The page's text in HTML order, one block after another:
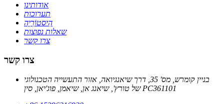
אודותינו
תערוכות
הִיסטוֹרִיָה
שאלות נפוצות
צרו קשר
צרו קשר
בניין קומרש, מס' 35, דרך שיאנגיואה, אזור התעשייה הטכנולוגי
של טורץ', שיאנג אן, שיאמן, פוג'יאן, סין PC361101